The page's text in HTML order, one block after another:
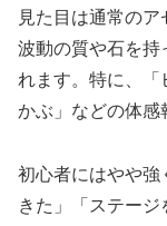
見た目は通常のア
波動の質や石を持
れます。特に、
かぶ」などの体感
初心者にはやや強
きた」「ステー